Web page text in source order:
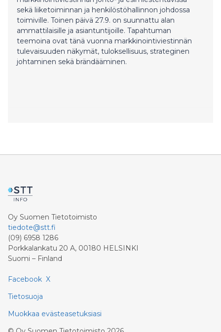
sekä liiketoiminnan ja henkilöstöhallinnon johdossa
toimiville. Toinen päivä 27.9. on suunnattu alan
ammattilaisille ja asiantuntijoille. Tapahtuman
teemoina ovat tänä vuonna markkinointiviestinnän
tulevaisuuden näkymät, tuloksellisuus, strateginen
johtaminen sekä brändääminen.
Oy Suomen Tietotoimisto
tiedote@stt.fi
(09) 6958 1286
Porkkalankatu 20 A, 00180 HELSINKI
Suomi – Finland
Facebook X
Tietosuoja
Muokkaa evästeasetuksiasi